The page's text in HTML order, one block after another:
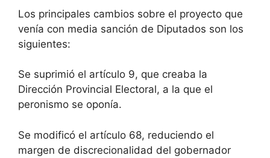
Los principales cambios sobre el proyecto que
venía con media sanción de Diputados son los
siguientes:
Se suprimió el artículo 9, que creaba la
Dirección Provincial Electoral, a la que el
peronismo se oponía.
Se modificó el artículo 68, reduciendo el
margen de discrecionalidad del gobernador